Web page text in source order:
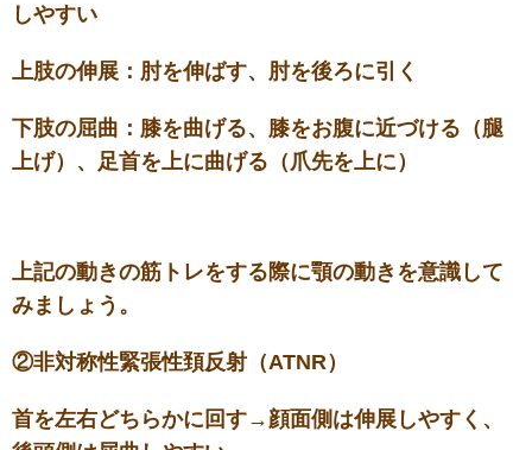
しやすい
上肢の伸展：肘を伸ばす、肘を後ろに引く
下肢の屈曲：膝を曲げる、膝をお腹に近づける（腿
上げ）、足首を上に曲げる（爪先を上に）
上記の動きの筋トレをする際に顎の動きを意識して
みましょう。
②非対称性緊張性頚反射（ATNR）
首を左右どちらかに回す→顔面側は伸展しやすく、